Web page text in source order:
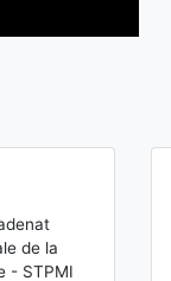
de la
- STPMI